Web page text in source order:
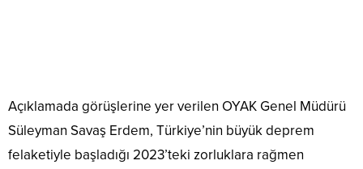
Açıklamada görüşlerine yer verilen OYAK Genel Müdürü
Süleyman Savaş Erdem, Türkiye’nin büyük deprem
felaketiyle başladığı 2023’teki zorluklara rağmen